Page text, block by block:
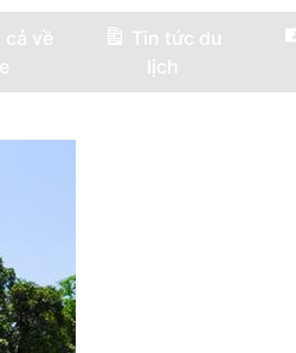
cả về
Tin tức du
lịch